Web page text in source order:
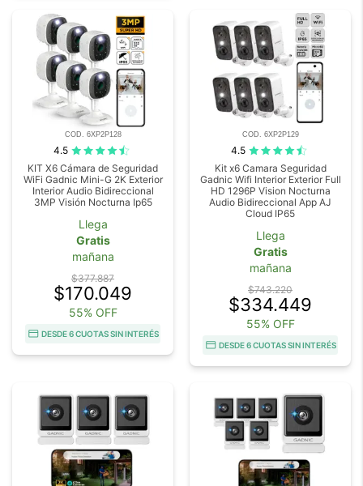
COD. 6XP2P128
4.5
KIT X6 Cámara de Seguridad
WiFi Gadnic Mini-G 2K Exterior
Interior Audio Bidireccional
3MP Visión Nocturna Ip65
Llega
Gratis
mañana
$377.887
$170.049
55% OFF
DESDE 6 CUOTAS SIN INTERÉS
COD. 6XP2P129
4.5
Kit x6 Camara Seguridad
Gadnic Wifi Interior Exterior Full
HD 1296P Vision Nocturna
Audio Bidireccional App AJ
Cloud IP65
Llega
Gratis
mañana
$743.220
$334.449
55% OFF
DESDE 6 CUOTAS SIN INTERÉS